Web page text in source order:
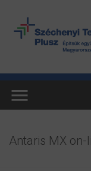
Antaris MX on-